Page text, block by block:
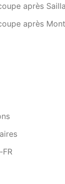
après
après